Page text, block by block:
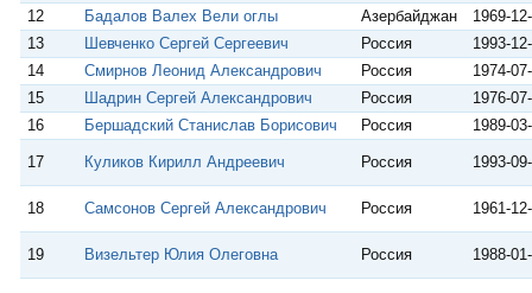
12
Бадалов Валех Вели оглы Азербайджан
1969-
13
Шевченко Сергей Сергеевич Россия
1993-
14
Смирнов Леонид Александрович Россия
1974-
15
Шадрин Сергей Александрович Россия
1976-
16
Бершадский Станислав Борисович Россия 1989-
17 Куликов Кирилл Андреевич Россия 1993-
18 Самсонов Сергей Александрович Россия 1961-
19 Визельтер Юлия Олеговна Россия 1988-